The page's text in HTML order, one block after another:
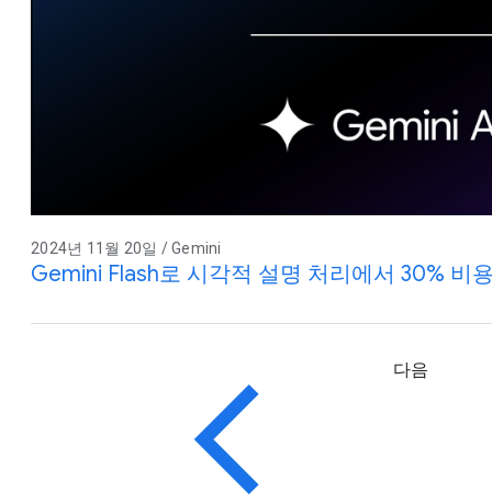
2024년 11월 20일 / Gemini
Gemini Flash로 시각적 설명 처리에서 30% 비
다음